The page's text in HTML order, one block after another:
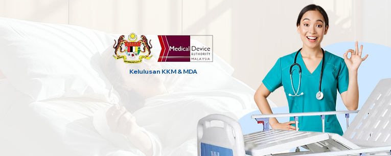
Kelulusan KKM & MDA